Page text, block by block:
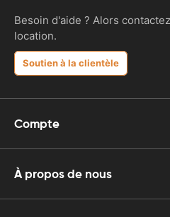
Besoin d'aide ? Alors
location.
Soutien à la clientèle
Compte
À propos de nous